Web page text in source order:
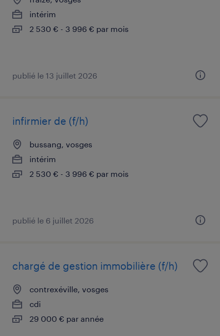
intérim
2 530 € - 3 996 € par mois
publié le 13 juillet 2026
infirmier de (f/h)
bussang, vosges
intérim
2 530 € - 3 996 € par mois
publié le 6 juillet 2026
chargé de gestion immobilière (f/h)
contrexéville, vosges
cdi
29 000 € par année